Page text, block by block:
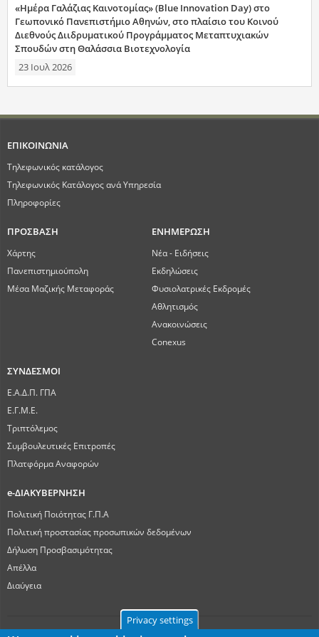
«Ημέρα Γαλάζιας Καινοτομίας» (Blue Innovation Day) στο
Γεωπονικό Πανεπιστήμιο Αθηνών, στο πλαίσιο του Κοινού
Διεθνούς Διιδρυματικού Προγράμματος Μεταπτυχιακών
Σπουδών στη Θαλάσσια Βιοτεχνολογία
23 Ιουλ 2026
ΕΠΙΚΟΙΝΩΝΙΑ
Τηλεφωνικός κατάλογος
Τηλεφωνικός Κατάλογος ανά Υπηρεσία
Πληροφορίες
ΠΡΟΣΒΑΣΗ
Χάρτης
Πανεπιστημιούπολη
Μέσα Μαζικής Μεταφοράς
ΕΝΗΜΕΡΩΣΗ
Νέα - Ειδήσεις
Εκδηλώσεις
Φυσιολατρικές Εκδρομές
Αθλητισμός
Ανακοινώσεις
Conexus
ΣΥΝΔΕΣΜΟΙ
Ε.Α.Δ.Π. ΓΠΑ
Ε.Γ.Μ.Ε.
Τριπτόλεμος
Συμβουλευτικές Επιτροπές
Πλατφόρμα Αναφορών
e-ΔΙΑΚΥΒΕΡΝΗΣΗ
Πολιτική Ποιότητας Γ.Π.Α
Πολιτική προστασίας προσωπικών δεδομένων
Δήλωση Προσβασιμότητας
Απέλλα
Διαύγεια
Privacy settings